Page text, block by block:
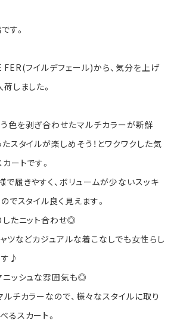
す。
フイルデフェール)から、気分を上げ
しました。
色を剥ぎ合わせたマルチカラーが新鮮
スタイルが楽しめそう！とワクワクした気
ートです。
で履きやすく、ボリュームが少ないスッキ
でスタイル良く見えます。
したニット合わせ◎
ツなどカジュアルな着こなしでも女性らし
す♪
ニッシュな雰囲気も◎
チカラーなので、様々なスタイルに取り
るスカート。